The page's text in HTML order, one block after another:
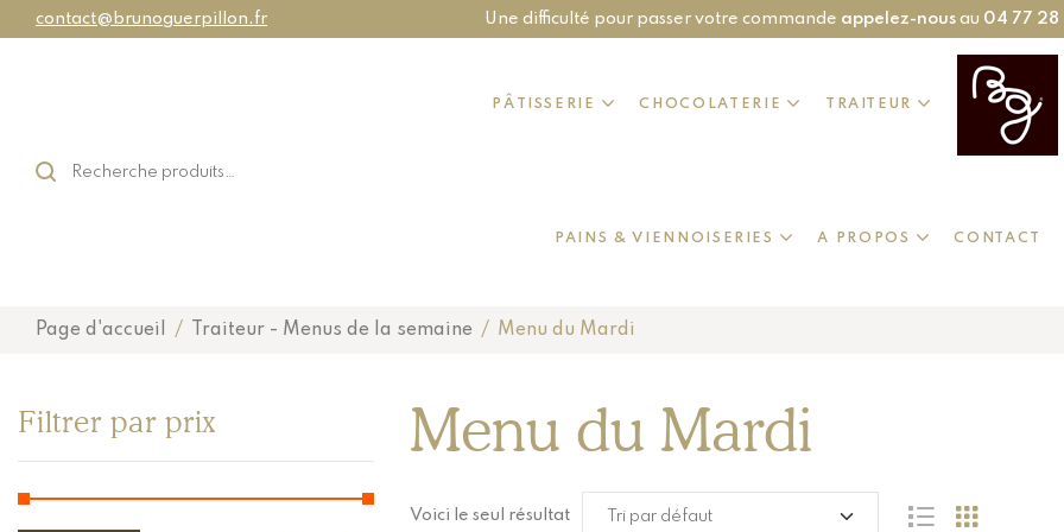
contact@brunoguerpillon.fr Une difficulté pour passer votre commande appelez-nous au 04 77 28
PÂTISSERIE CHOCOLATERIE TRAITEUR
PAINS & VIENNOISERIES A PROPOS CONTACT
Page d'accueil / Traiteur - Menus de la semaine / Menu du Mardi
Menu du Mardi
Voici le seul résultat
Filtrer par prix